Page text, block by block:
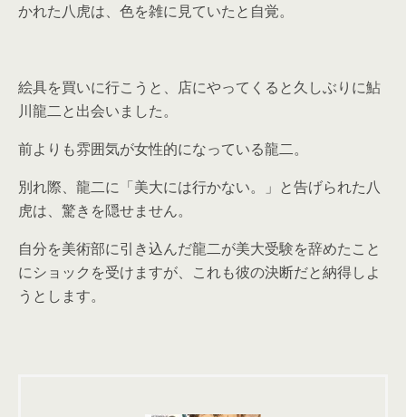
かれた八虎は、色を雑に見ていたと自覚。
絵具を買いに行こうと、店にやってくると久しぶりに鮎
川龍二と出会いました。
前よりも雰囲気が女性的になっている龍二。
別れ際、龍二に「美大には行かない。」と告げられた八
虎は、驚きを隠せません。
自分を美術部に引き込んだ龍二が美大受験を辞めたこと
にショックを受けますが、これも彼の決断だと納得しよ
うとします。